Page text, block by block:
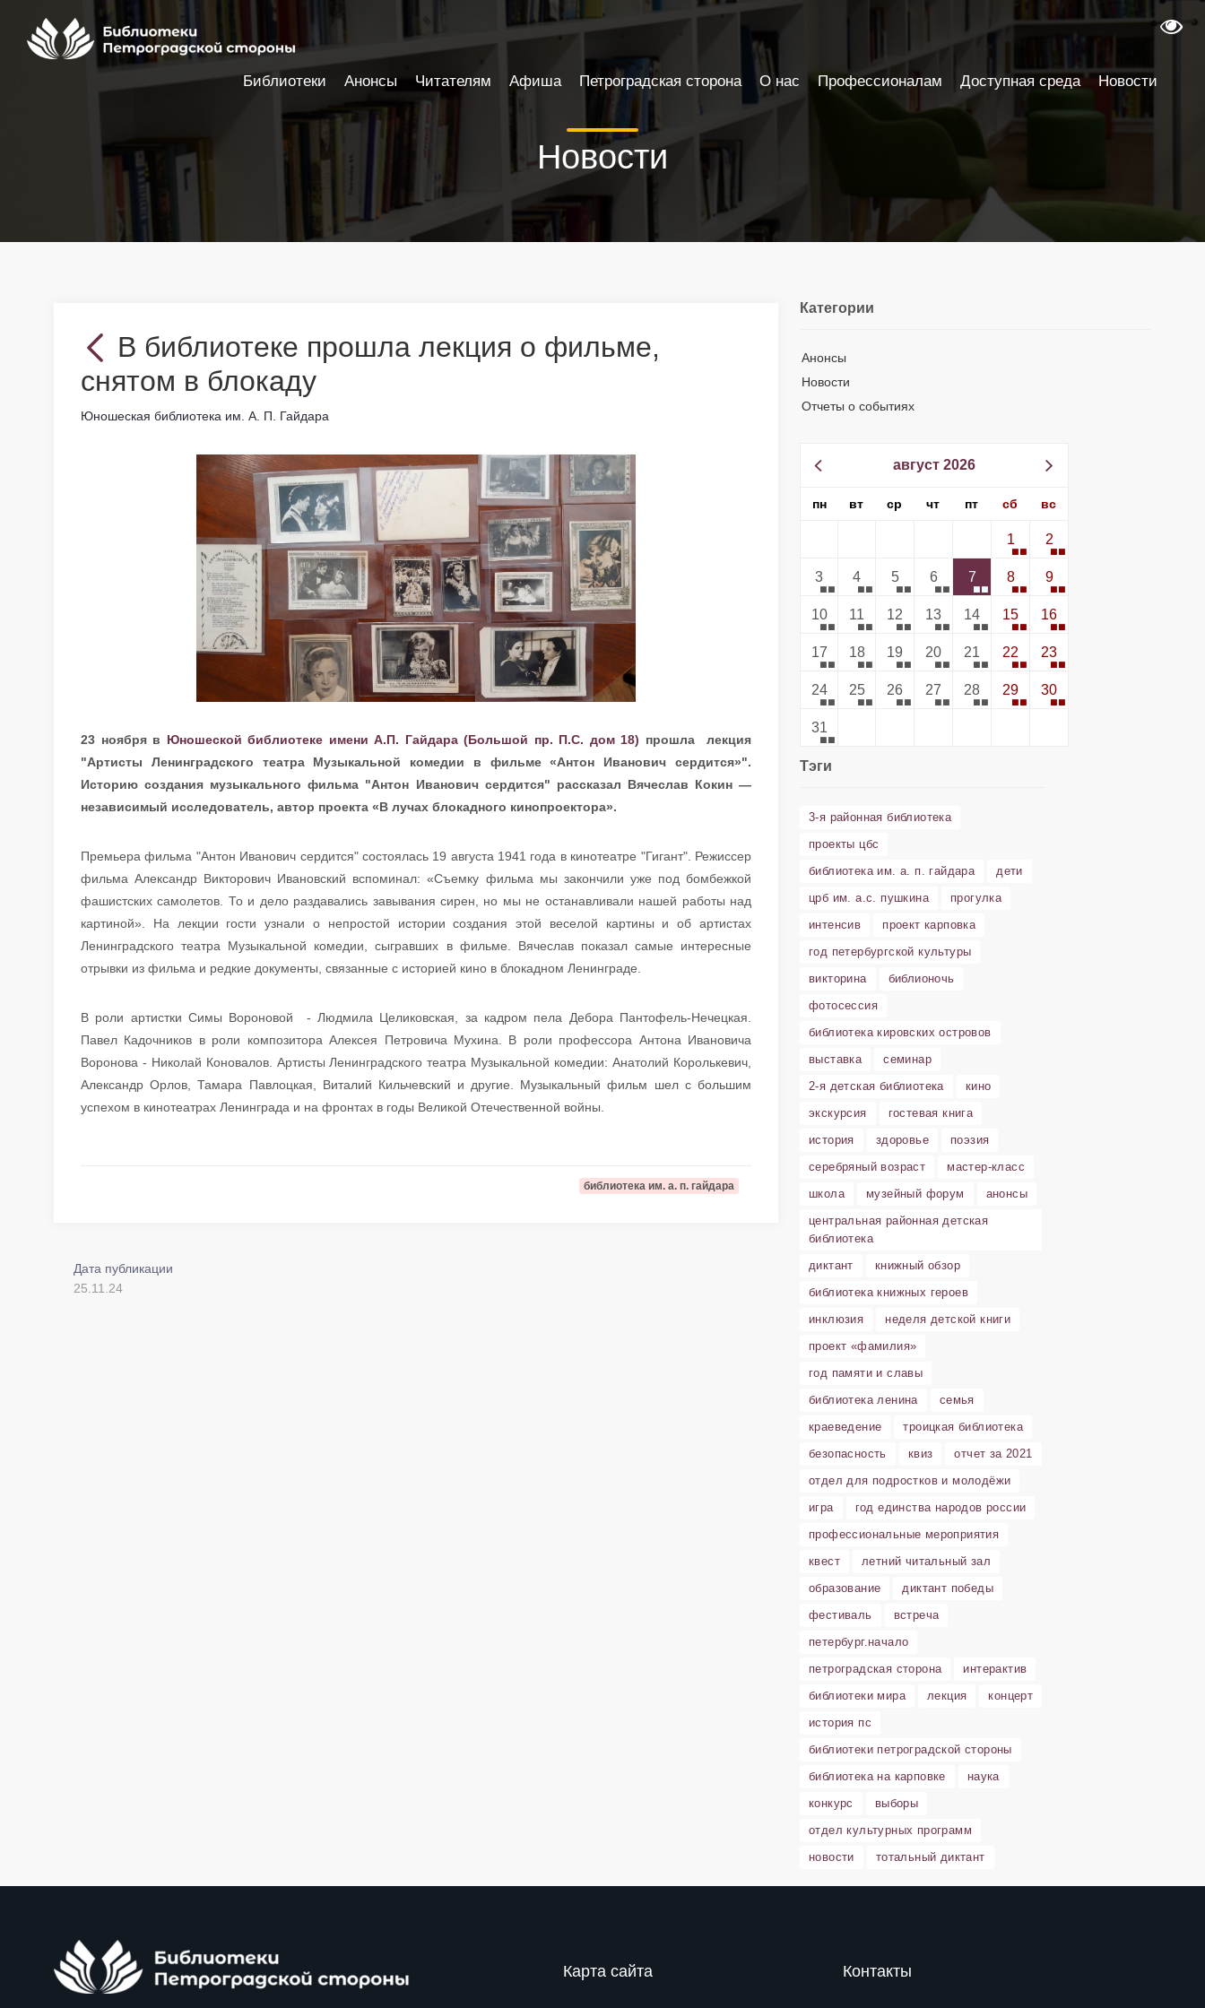
Новости
В библиотеке прошла лекция о фильме,
снятом в блокаду
Юношеская библиотека им. А. П. Гайдара
23 ноября в Юношеской библиотеке имени А.П. Гайдара (Большой пр. П.С. дом 18) прошла лекция
"Артисты Ленинградского театра Музыкальной комедии в фильме «Антон Иванович сердится»".
Историю создания музыкального фильма "Антон Иванович сердится" рассказал Вячеслав Кокин —
независимый исследователь, автор проекта «В лучах блокадного кинопроектора».
Премьера фильма "Антон Иванович сердится" состоялась 19 августа 1941 года в кинотеатре "Гигант". Режиссер
фильма Александр Викторович Ивановский вспоминал: «Съемку фильма мы закончили уже под бомбежкой
фашистских самолетов. То и дело раздавались завывания сирен, но мы не останавливали нашей работы над
картиной». На лекции гости узнали о непростой истории создания этой веселой картины и об артистах
Ленинградского театра Музыкальной комедии, сыгравших в фильме. Вячеслав показал самые интересные
отрывки из фильма и редкие документы, связанные с историей кино в блокадном Ленинграде.
В роли артистки Симы Вороновой - Людмила Целиковская, за кадром пела Дебора Пантофель-Нечецкая.
Павел Кадочников в роли композитора Алексея Петровича Мухина. В роли профессора Антона Ивановича
Воронова - Николай Коновалов. Артисты Ленинградского театра Музыкальной комедии: Анатолий Королькевич,
Александр Орлов, Тамара Павлоцкая, Виталий Кильчевский и другие. Музыкальный фильм шел с большим
успехом в кинотеатрах Ленинграда и на фронтах в годы Великой Отечественной войны.
библиотека им. а. п. гайдара
Дата публикации
25.11.24
Категории
Анонсы
Новости
Отчеты о событиях
август 2026
пн вт ср чт пт сб вс
1 2
3 4 5 6 7 8 9
10 11 12 13 14 15 16
17 18 19 20 21 22 23
24 25 26 27 28 29 30
31
Тэги
3-я районная библиотека
проекты цбс
библиотека им. а. п. гайдара
дети
црб им. а.с. пушкина
прогулка
интенсив
проект карповка
год петербургской культуры
викторина
библионочь
фотосессия
библиотека кировских островов
выставка
семинар
2-я детская библиотека
кино
экскурсия
гостевая книга
история
здоровье
поэзия
серебряный возраст
мастер-класс
школа
музейный форум
анонсы
центральная районная детская
библиотека
диктант
книжный обзор
библиотека книжных героев
инклюзия
неделя детской книги
проект «фамилия»
год памяти и славы
библиотека ленина
семья
краеведение
троицкая библиотека
безопасность
квиз
отчет за 2021
отдел для подростков и молодёжи
игра
год единства народов россии
профессиональные мероприятия
квест
летний читальный зал
образование
диктант победы
фестиваль
встреча
петербург.начало
петроградская сторона
интерактив
библиотеки мира
лекция
концерт
история пс
библиотеки петроградской стороны
библиотека на карповке
наука
конкурс
выборы
отдел культурных программ
новости
тотальный диктант
Карта сайта Контакты
Библиотеки Анонсы Читателям Афиша Петроградская сторона О нас Профессионалам Доступная среда Новости
Настройки доступности